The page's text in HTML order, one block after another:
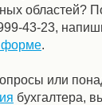
областей?
43-23,
форме.
или
бухгалтера,